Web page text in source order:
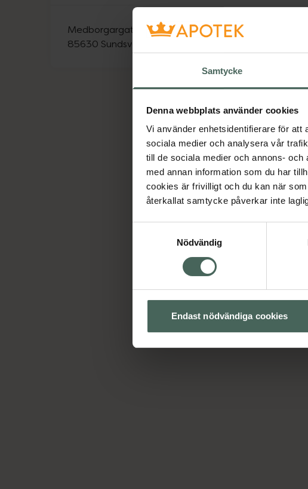
Samtycke
Denna webbplats använder cookies
Vi använder enhetsidentifierare för att
sociala medier och analysera vår
till de sociala medier och annons-
med annan information som du har
cookies är frivilligt och du kan när
återkallat samtycke påverkar inte
Nödvändig
Endast nödvändiga cookies
Medborgargatan 30D
85630 Sundsvall